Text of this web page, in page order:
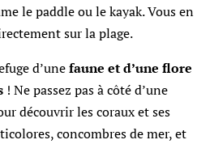
le paddle ou le kayak. Vous en
sur la plage.
d’unefaune et d’une flore
! Ne passez pas à côté d’une
découvrir les coraux et ses
concombres de mer, et